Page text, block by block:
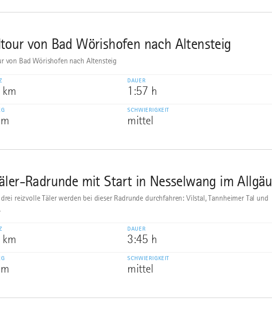
von Bad Wörishofen nach Altensteig
von Bad Wörishofen nach Altensteig
DAUER
1:57 h
SCHWIERIGKEIT
mittel
Radrunde mit Start in Nesselwang im Allgäu
reizvolle Täler werden bei dieser Radrunde durchfahren: Vilstal, Tannheimer Tal und
DAUER
3:45 h
SCHWIERIGKEIT
mittel